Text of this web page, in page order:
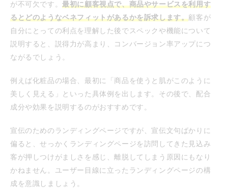
が不可欠です。最初に顧客視点で、商品やサービスを利用す
るとどのようなベネフィットがあるかを訴求します。顧客が
自分にとっての利点を理解した後でスペックや機能について
説明すると、説得力が高まり、コンバージョン率アップにつ
ながるでしょう。
例えば化粧品の場合、最初に「商品を使うと肌がこのように
美しく見える」といった具体例を出します。その後で、配合
成分や効果を説明するのがおすすめです。
宣伝のためのランディングページですが、宣伝文句ばかりに
偏ると、せっかくランディングページを訪問してきた見込み
客が押しつけがましさを感じ、離脱してしまう原因にもなり
かねません。ユーザー目線に立ったランディングページの構
成を意識しましょう。